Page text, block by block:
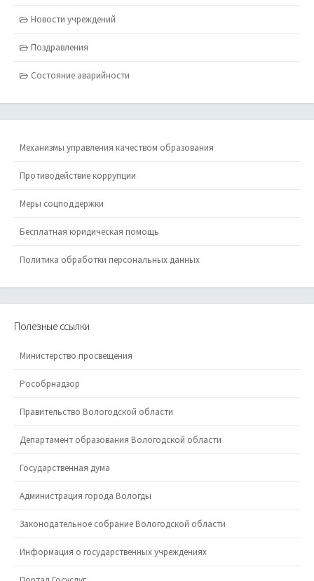
Новости учреждений
Поздравления
Состояние аварийности
Механизмы управления качеством образования
Противодействие коррупции
Меры соцподдержки
Бесплатная юридическая помощь
Политика обработки персональных данных
Полезные ссылки
Министерство просвещения
Рособрнадзор
Правительство Вологодской области
Департамент образования Вологодской области
Государственная дума
Администрация города Вологды
Законодательное собрание Вологодской области
Информация о государственных учреждениях